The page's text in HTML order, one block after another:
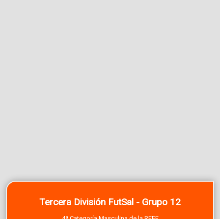
Tercera División FutSal - Grupo 12